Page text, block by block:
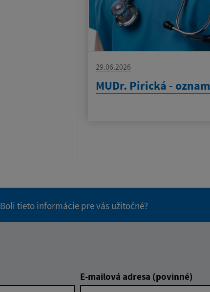
29.06.2026
MUDr. Pirická - oznam
Boli tieto informácie pre vás užitočné?
E-mailová adresa (povinné)